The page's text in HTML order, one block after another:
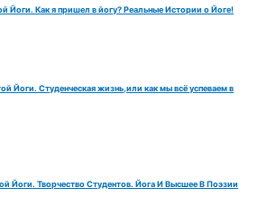
Йоги. Как я пришел в йогу? Реальные Истории о Йоге!
Йоги. Студенческая жизнь,или как мы всё успеваем в
Йоги. Творчество Студентов. Йога И Высшее В Поэзии